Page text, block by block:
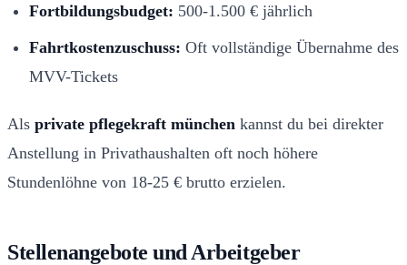
Fortbildungsbudget: 500-1.500 € jährlich
Fahrtkostenzuschuss: Oft vollständige Übernahme des
MVV-Tickets
Als private pflegekraft münchen kannst du bei direkter
Anstellung in Privathaushalten oft noch höhere
Stundenlöhne von 18-25 € brutto erzielen.
Stellenangebote und Arbeitgeber